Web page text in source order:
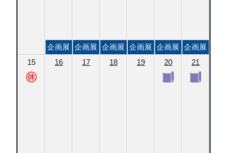
企画展 企画展 企画展 企画展 企画展
企画展
15
16 17 18 19 20 21